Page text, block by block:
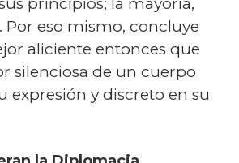
Por eso mismo, concluye
aliciente entonces que
silenciosa de un cuerpo
expresión y discreto en su